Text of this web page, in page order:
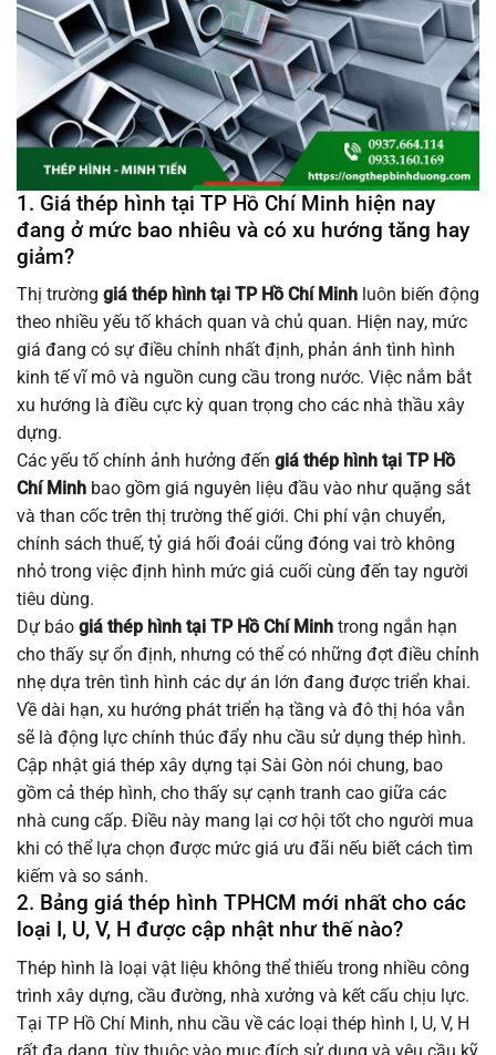
1. Giá thép hình tại TP Hồ Chí Minh hiện nay
đang ở mức bao nhiêu và có xu hướng tăng hay
giảm?
Thị trường giá thép hình tại TP Hồ Chí Minh luôn biến động
theo nhiều yếu tố khách quan và chủ quan. Hiện nay, mức
giá đang có sự điều chỉnh nhất định, phản ánh tình hình
kinh tế vĩ mô và nguồn cung cầu trong nước. Việc nắm bắt
xu hướng là điều cực kỳ quan trọng cho các nhà thầu xây
dựng.
Các yếu tố chính ảnh hưởng đến giá thép hình tại TP Hồ
Chí Minh bao gồm giá nguyên liệu đầu vào như quặng sắt
và than cốc trên thị trường thế giới. Chi phí vận chuyển,
chính sách thuế, tỷ giá hối đoái cũng đóng vai trò không
nhỏ trong việc định hình mức giá cuối cùng đến tay người
tiêu dùng.
Dự báo giá thép hình tại TP Hồ Chí Minh trong ngắn hạn
cho thấy sự ổn định, nhưng có thể có những đợt điều chỉnh
nhẹ dựa trên tình hình các dự án lớn đang được triển khai.
Về dài hạn, xu hướng phát triển hạ tầng và đô thị hóa vẫn
sẽ là động lực chính thúc đẩy nhu cầu sử dụng thép hình.
Cập nhật giá thép xây dựng tại Sài Gòn nói chung, bao
gồm cả thép hình, cho thấy sự cạnh tranh cao giữa các
nhà cung cấp. Điều này mang lại cơ hội tốt cho người mua
khi có thể lựa chọn được mức giá ưu đãi nếu biết cách tìm
kiếm và so sánh.
2. Bảng giá thép hình TPHCM mới nhất cho các
loại I, U, V, H được cập nhật như thế nào?
Thép hình là loại vật liệu không thể thiếu trong nhiều công
trình xây dựng, cầu đường, nhà xưởng và kết cấu chịu lực.
Tại TP Hồ Chí Minh, nhu cầu về các loại thép hình I, U, V, H